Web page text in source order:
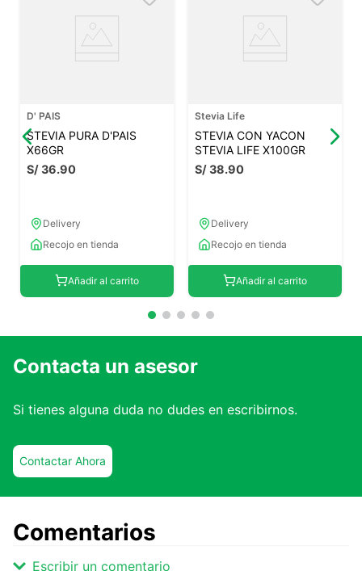
D' PAIS
STEVIA PURA D'PAIS
X66GR
S/36.90
Delivery
Recojo en tienda
Añadir al carrito
Stevia Life
STEVIA CON YACON
STEVIA LIFE X100GR
S/38.90
Delivery
Recojo en tienda
Añadir al carrito
Contacta un asesor
Si tienes alguna duda no dudes en escribirnos.
Contactar Ahora
Comentarios
Escribir un comentario